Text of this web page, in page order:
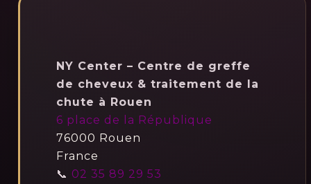
NY Center – Centre de greffe
de cheveux & traitement de la
chute à Rouen
6 place de la République
76000 Rouen
France
📞 02 35 89 29 53